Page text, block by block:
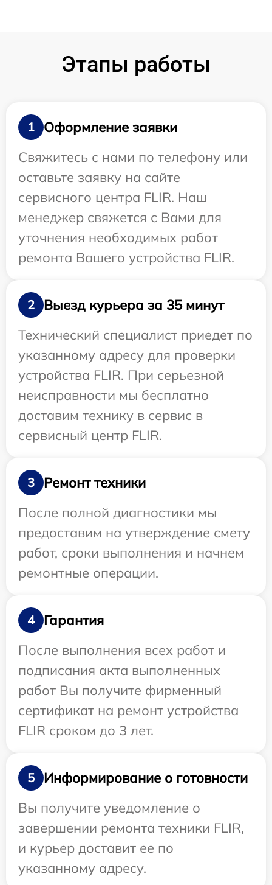
Этапы работы
1
Оформление заявки
Свяжитесь с нами по телефону или
оставьте заявку на сайте
сервисного центра FLIR. Наш
менеджер свяжется с Вами для
уточнения необходимых работ
ремонта Вашего устройства FLIR.
2
Выезд курьера за 35 минут
Технический специалист приедет по
указанному адресу для проверки
устройства FLIR. При серьезной
неисправности мы бесплатно
доставим технику в сервис в
сервисный центр FLIR.
3
Ремонт техники
После полной диагностики мы
предоставим на утверждение смету
работ, сроки выполнения и начнем
ремонтные операции.
4
Гарантия
После выполнения всех работ и
подписания акта выполненных
работ Вы получите фирменный
сертификат на ремонт устройства
FLIR сроком до 3 лет.
5
Информирование о готовности
Вы получите уведомление о
завершении ремонта техники FLIR,
и курьер доставит ее по
указанному адресу.